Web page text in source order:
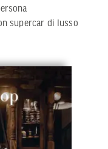
supercar di lusso